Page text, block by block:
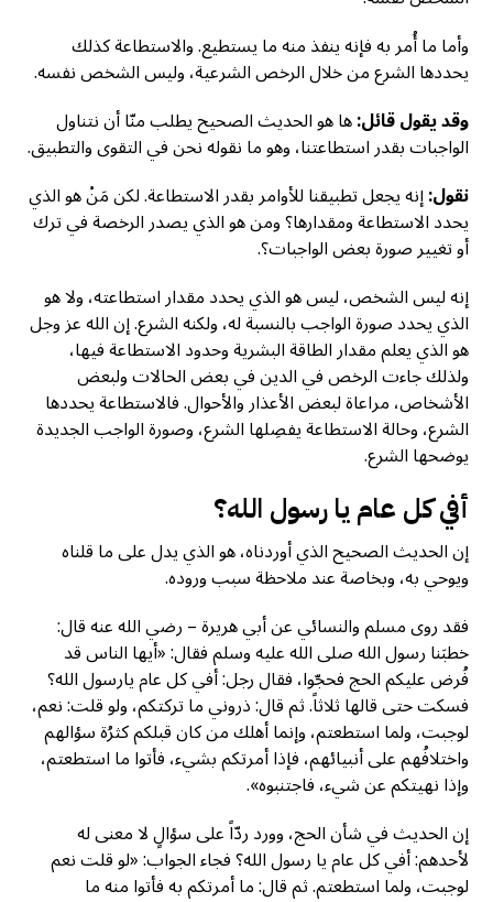
وأما ما أُمر به فإنه ينفذ منه ما يستطيع. والاستطاعة كذلك
يحددها الشرع من خلال الرخص الشرعية، وليس الشخص نفسه.
وقد يقول قائل:ها هو الحديث الصحيح يطلب منّا أن نتناول
الواجبات بقدر استطاعتنا، وهو ما نقوله نحن في التقوى والتطبيق.
نقول:إنه يجعل تطبيقنا للأوامر بقدر الاستطاعة. لكن مَنْ هو الذي
يحدد الاستطاعة ومقدارها؟ ومن هو الذي يصدر الرخصة في ترك
أو تغيير صورة بعض الواجبات؟.
إنه ليس الشخص، ليس هو الذي يحدد مقدار استطاعته، ولا هو
الذي يحدد صورة الواجب بالنسبة له، ولكنه الشرع. إن الله عز وجل
هو الذي يعلم مقدار الطاقة البشرية وحدود الاستطاعة فيها،
ولذلك جاءت الرخص في الدين في بعض الحالات ولبعض
الأشخاص، مراعاة لبعض الأعذار والأحوال. فالاستطاعة يحددها
الشرع، وحالة الاستطاعة يفصِلها الشرع، وصورة الواجب الجديدة
يوضحها الشرع.
أفي كل عام يا رسول الله؟
إن الحديث الصحيح الذي أوردناه، هو الذي يدل على ما قلناه
ويوحي به، وبخاصة عند ملاحظة سبب وروده.
فقد روى مسلم والنسائي عن أبي هريرة – رضي الله عنه قال:
خطبَنا رسول الله صلى الله عليه وسلم فقال: «أيها الناس قد
فُرض عليكم الحج فحجّوا، فقال رجل: أفي كل عام يارسول الله؟
فسكت حتى قالها ثلاثاً. ثم قال: ذروني ما تركتكم، ولو قلت: نعم،
لوجبت، ولما استطعتم، وإنما أهلك من كان قبلكم كثرُة سؤالهم
واختلافُهم على أنبيائهم، فإذا أمرتكم بشيء، فأتوا ما استطعتم،
وإذا نهيتكم عن شيء، فاجتنبوه».
إن الحديث في شأن الحج، وورد ردّاً على سؤالٍ لا معنى له
لأحدهم: أفي كل عام يا رسول الله؟ فجاء الجواب: «لو قلت نعم
لوجبت، ولما استطعتم. ثم قال: ما أمرتكم به فأتوا منه ما